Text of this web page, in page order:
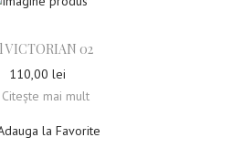
VICTORIAN 02
110,00 lei
Citește mai mult
la Favorite